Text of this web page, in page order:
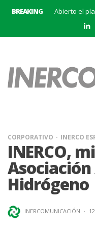
BREAKING
INERCO se
CORPORATIVO INERCO
INERCO,
Hidrógeno
INERCOMUNICACIÓN ·